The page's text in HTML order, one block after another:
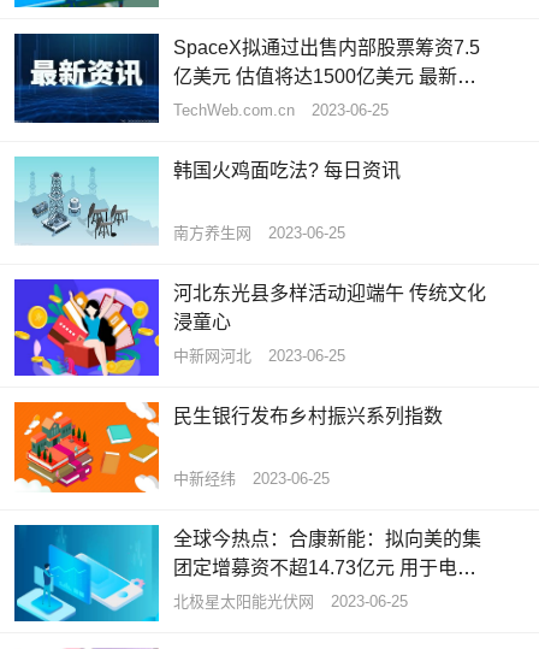
SpaceX拟通过出售内部股票筹资7.5
亿美元 估值将达1500亿美元 最新快
讯
TechWeb.com.cn 2023-06-25
韩国火鸡面吃法? 每日资讯
南方养生网 2023-06-25
河北东光县多样活动迎端午 传统文化
浸童心
中新网河北 2023-06-25
民生银行发布乡村振兴系列指数
中新经纬 2023-06-25
全球今热点：合康新能：拟向美的集
团定增募资不超14.73亿元 用于电气
设备、光伏等项目建设
北极星太阳能光伏网 2023-06-25